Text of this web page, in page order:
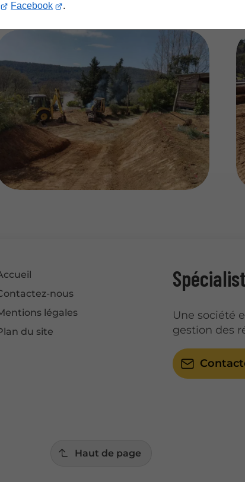
Facebook .
nous
légales
du site
Une société
gestion des
Haut de page